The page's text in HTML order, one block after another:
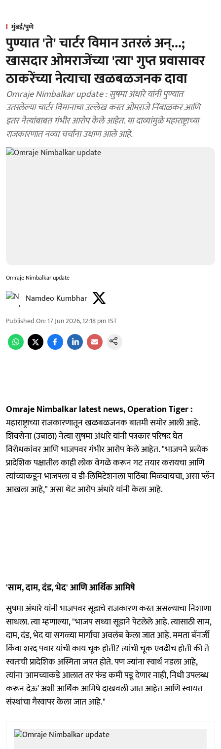
मुंबई/पुणे
पुण्यात 'ते' चार्टर विमान उतरलं अन्...;
खासदार ओमराजेंच्या 'त्या' गुप्त प्रवासावर
ठाकरेंच्या नेत्याचा खळबळजनक दावा
Omraje Nimbalkar update : सुषमा अंधारे यांनी पुण्यात
उतरलेल्या चार्टर विमानाचा उल्लेख करत ओमराजे निंबाळकर आणि
इतर नेत्यांबाबत गंभीर आरोप केले आहेत. या दाव्यांमुळे महाराष्ट्राच्या
राजकारणात नव्या चर्चांना उधाण आले आहे.
Omraje Nimbalkar update
Namdeo Kumbhar
Published On:17 Jun 2026, 12:18 pm IST
Omraje Nimbalkar latest news, Operation Tiger :
महाराष्ट्राच्या राजकारणातून खळबळजनक बातमी समोर आली आहे.
शिवसेना (उबाठा) नेत्या सुषमा अंधारे यांनी पत्रकार परिषद घेत
विरोधकांवर आणि भाजपवर गंभीर आरोप केले आहेत. "भाजपने प्रत्येक
प्रादेशिक पक्षातील काही लोक वेगळे करून गट तयार करायचा आणि
त्यांच्याकडून भाजपला व डी-लिमिटेशनला पाठिंबा मिळवायचा, असा प्लॅन
आखला आहे," असा थेट आरोप अंधारे यांनी केला आहे.
'साम, दाम, दंड, भेद' आणि आर्थिक आमिषे
सुषमा अंधारे यांनी भाजपवर सूडाचे राजकारण करत असल्याचा निशाणा
साधला. त्या म्हणाल्या, "भाजप सध्या सूडाने पेटलेले आहे. त्यासाठी साम,
दाम, दंड, भेद या सगळ्या मार्गांचा अवलंब केला जात आहे. ममता बॅनर्जी
किंवा शरद पवार यांची काय चूक होती? त्यांची चूक एवढीच होती की ते
स्वतःची प्रादेशिक अस्मिता जपत होते. पण ज्यांना स्वार्थ नडला आहे,
त्यांना 'आमच्याकडे आलात तर फंड कमी पडू देणार नाही, निधी उपलब्ध
करून देऊ' अशी आर्थिक आमिषे दाखवली जात आहेत आणि स्वायत्त
संस्थांचा गैरवापर केला जात आहे."